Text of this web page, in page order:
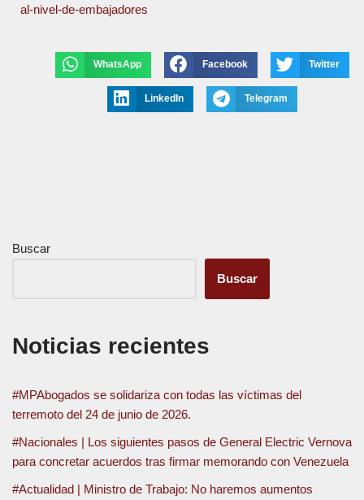
al-nivel-de-embajadores
WhatsApp Facebook Twitter
LinkedIn Telegram
Buscar
Buscar
Noticias recientes
#MPAbogados se solidariza con todas las víctimas del
terremoto del 24 de junio de 2026.
#Nacionales | Los siguientes pasos de General Electric Vernova
para concretar acuerdos tras firmar memorando con Venezuela
#Actualidad | Ministro de Trabajo: No haremos aumentos